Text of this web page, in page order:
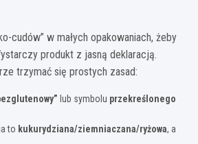
cudów” w małych opakowaniach, żeby
produkt z jasną deklaracją.
trzymać się prostych zasad:
lub symbolu przekreślonego
to kukurydziana/ziemniaczana/ryżowa, a